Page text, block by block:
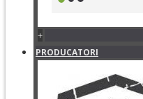
+
PRODUCATORI